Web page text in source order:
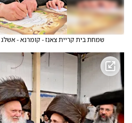
שמחת בית קריית צאנז - קומרנא - אשלג